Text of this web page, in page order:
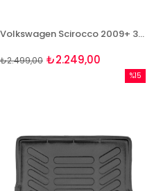
Volkswagen Scirocco 2009+ 3D Havuzlu Paspas Takımı Bizymo
₺2.249,00
₺2.499,00
%15